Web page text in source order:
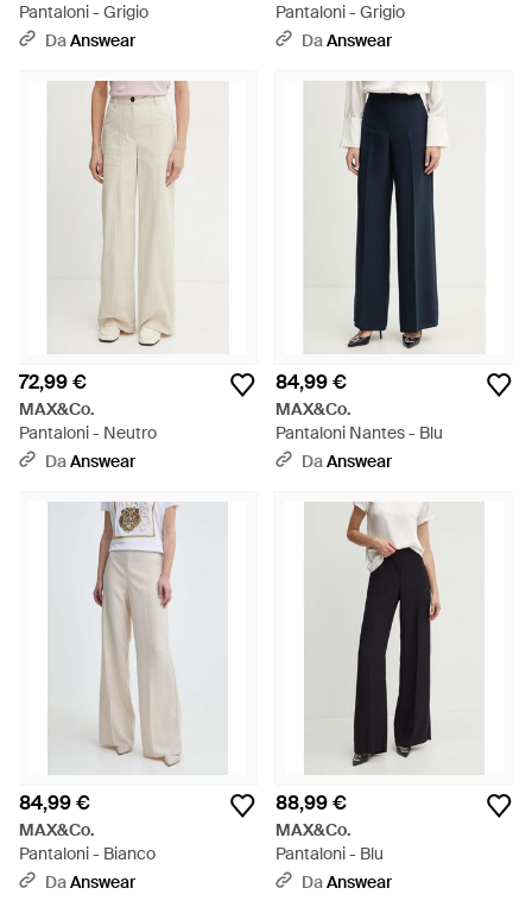
Pantaloni - Grigio
DaAnswear
Pantaloni - Grigio
DaAnswear
72,99 €
MAX&Co.
Pantaloni - Neutro
DaAnswear
84,99 €
MAX&Co.
Pantaloni Nantes - Blu
DaAnswear
84,99 €
MAX&Co.
Pantaloni - Bianco
DaAnswear
88,99 €
MAX&Co.
Pantaloni - Blu
DaAnswear